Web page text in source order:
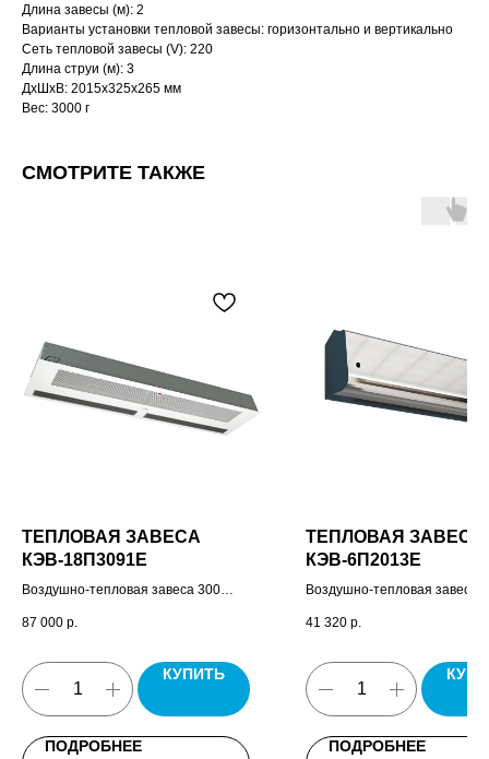
Длина завесы (м): 2
Варианты установки тепловой завесы: горизонтально и вертикально
Сеть тепловой завесы (V): 220
Длина струи (м): 3
ДxШxВ: 2015x325x265 мм
Вес: 3000 г
СМОТРИТЕ ТАКЖЕ
ТЕПЛОВАЯ ЗАВЕСА
КЭВ-18П3091E
Воздушно-тепловая завеса 300
завесой HL10, паспорт.
87 000 р.
КУПИТЬ
ПОДРОБНЕЕ
ТЕПЛОВАЯ ЗАВЕСА
КЭВ-6П2013E
Воздушно-тепловая завеса
паспорт.
41 320 р.
ПОДРОБНЕЕ